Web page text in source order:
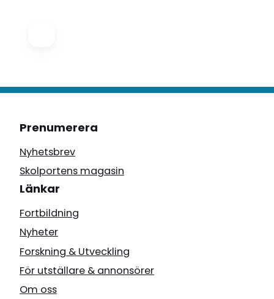
Prenumerera
Nyhetsbrev
Skolportens magasin
Länkar
Fortbildning
Nyheter
Forskning & Utveckling
För utställare & annonsörer
Om oss